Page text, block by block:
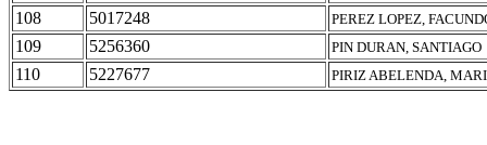
108 5017248 PEREZ LOPEZ,
109 5256360 PIN DURAN, SANTIAGO
110 5227677 PIRIZ ABELENDA,